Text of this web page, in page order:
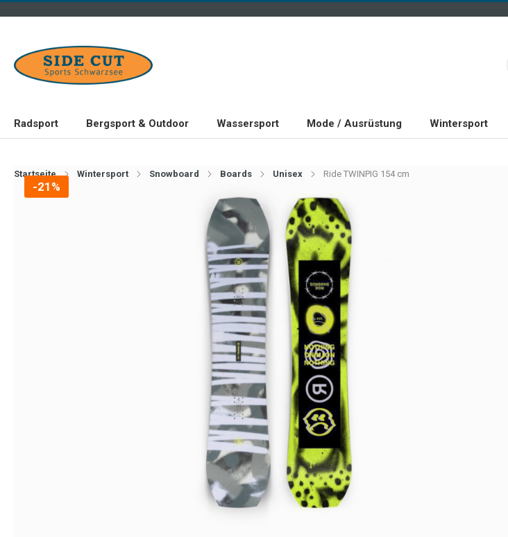
Radsport Bergsport & Outdoor Wassersport Mode / Ausrüstung Wintersport
Startseite Wintersport Snowboard Boards Unisex Ride TWINPIG 154 cm
-21%